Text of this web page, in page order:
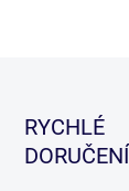
RYCHLÉ
DORUČENÍ